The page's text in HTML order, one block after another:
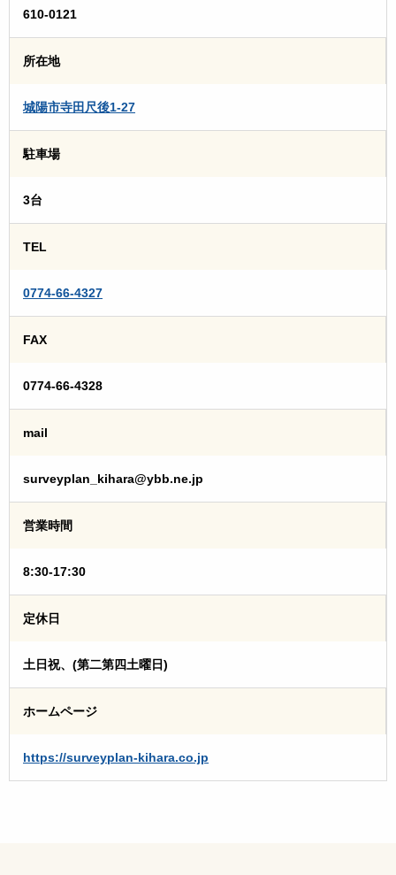
610-0121
所在地
城陽市寺田尺後1-27
駐車場
3台
TEL
0774-66-4327
FAX
0774-66-4328
mail
surveyplan_kihara@ybb.ne.jp
営業時間
8:30-17:30
定休日
土日祝、(第二第四土曜日)
ホームページ
https://surveyplan-kihara.co.jp